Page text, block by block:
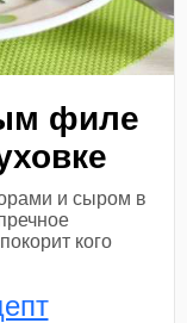
филе
и сыром в
кого